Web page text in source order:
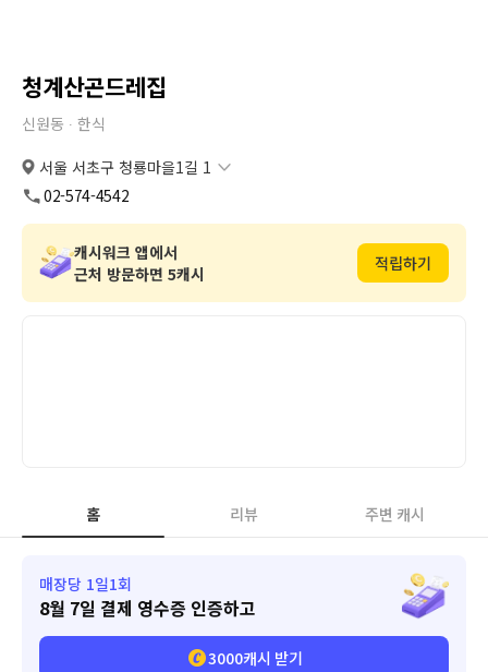
청계산곤드레집
신원동 ∙ 한식
서울 서초구 청룡마을1길 1
도로명 서울 서초구 청룡마을1길 1
02-574-4542
캐시워크 앱에서
근처 방문하면 5캐시
적립하기
홈 리뷰 주변 캐시
매장당 1일1회
8월 7일 결제 영수증 인증하고
3000캐시 받기